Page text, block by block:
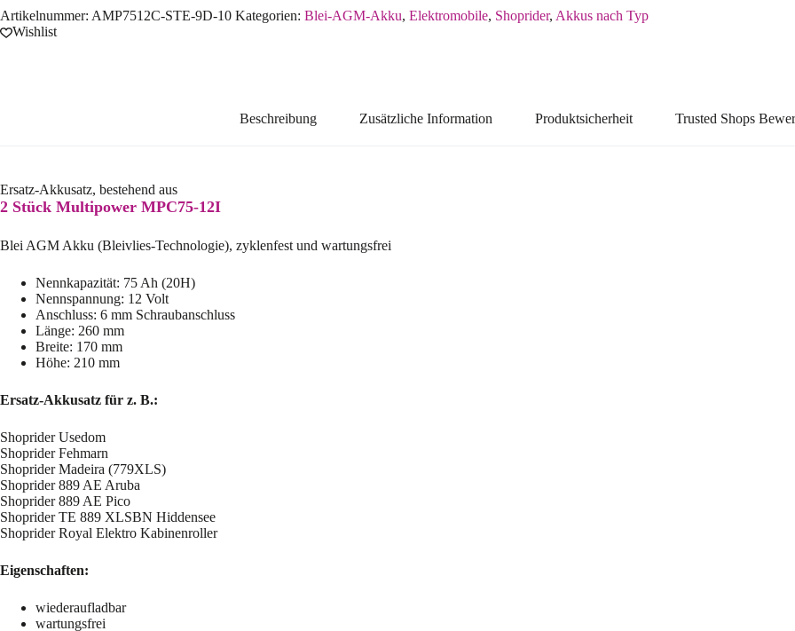
Artikelnummer: AMP7512C-STE-9D-10 Kategorien: Blei-AGM-Akku, Elektromobile, Shoprider, Akkus nach Typ
Wishlist
Beschreibung Zusätzliche Information Produktsicherheit Trusted Shops
Ersatz-Akkusatz, bestehend aus
2 Stück Multipower MPC75-12I
Blei AGM Akku (Bleivlies-Technologie), zyklenfest und wartungsfrei
Nennkapazität: 75 Ah (20H)
Nennspannung: 12 Volt
Anschluss: 6 mm Schraubanschluss
Länge: 260 mm
Breite: 170 mm
Höhe: 210 mm
Ersatz-Akkusatz für z. B.:
Shoprider Usedom
Shoprider Fehmarn
Shoprider Madeira (779XLS)
Shoprider 889 AE Aruba
Shoprider 889 AE Pico
Shoprider TE 889 XLSBN Hiddensee
Shoprider Royal Elektro Kabinenroller
Eigenschaften:
wiederaufladbar
wartungsfrei